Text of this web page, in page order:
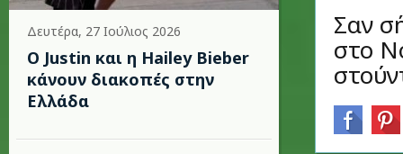
Δευτέρα, 27 Ιούλιος 2026
Ο Justin και η Hailey Bieber
κάνουν διακοπές στην
Ελλάδα
Σαν
στο